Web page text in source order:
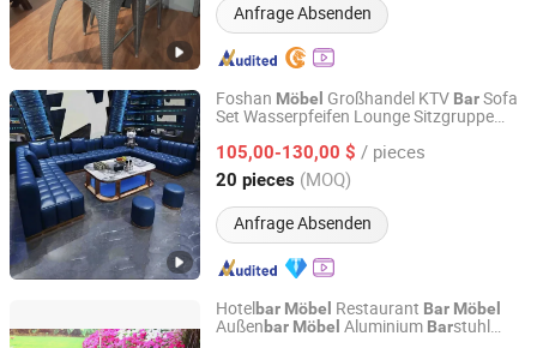
Anfrage Absenden
Foshan Möbel Großhandel KTV BarSofa
Set Wasserpfeifen Lounge Sitzgruppe
105,00-130,00 $ / pieces
20 pieces (MOQ)
Anfrage Absenden
Zhongshan Uptop Furnishings Co., Ltd.
Guangdong, China Seit 2010
Hotelbar Möbel Restaurant Bar Möbel
Außenbar Möbel Aluminium Barstuhl
Foshan Royal Furniture Factory